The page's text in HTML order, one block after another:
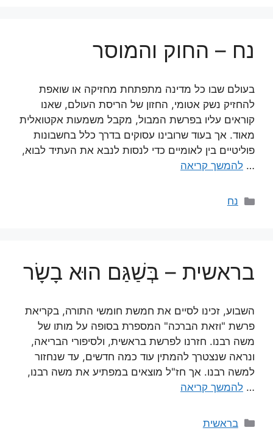
נח – החוק והמוסר
בעולם שבו כל מדינה מתפתחת מחזיקה או שואפת
להחזיק נשק אטומי, החזון של הריסת העולם, שאנו
קוראים עליו בפרשת המבול, מקבל משמעות אקטואלית
מאוד. אך בעוד שרובינו עסוקים בדרך כלל בחשבונות
פוליטיים בין לאומיים כדי לנסות לנבא את העתיד לבוא,
… להמשך קריאה
קטגוריות
נח
בראשית – בְּשַׁגַּם הוּא בָשָׂר
השבוע, זכינו לסיים את חמשת חומשי התורה, בקריאת
פרשת "וזאת הברכה" המספרת בסופה על מותו של
משה רבנו. חזרנו לפרשת בראשית, ולסיפורי הבריאה,
ונראה שנצטרך להמתין עוד כמה חדשים, עד שנחזור
למשה רבנו. אך חז"ל מוצאים במפתיע את משה רבנו,
… להמשך קריאה
קטגוריות
בראשית